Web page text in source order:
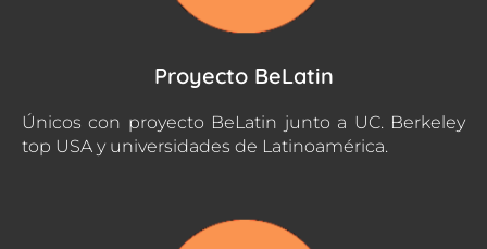
Proyecto BeLatin
Únicos con proyecto BeLatin junto a UC. Berkeley
top USA y universidades de Latinoamérica.